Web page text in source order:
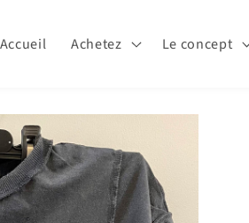
Accueil Achetez Le concept